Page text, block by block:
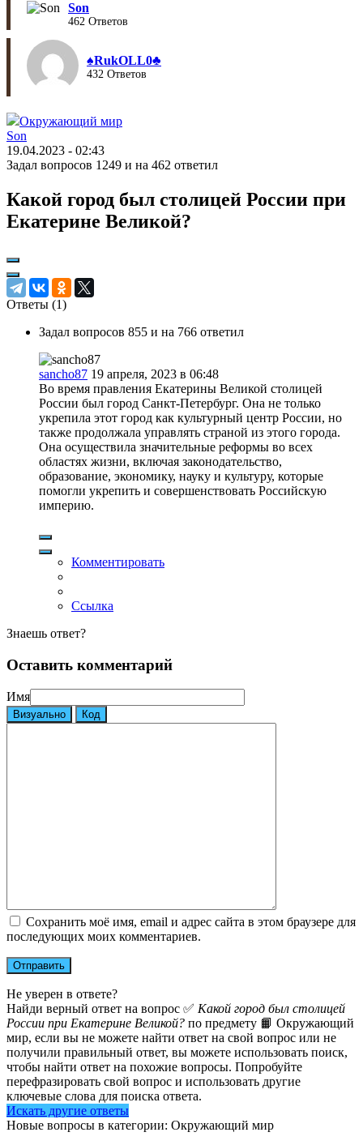
Son
462 Ответов
♠︎RukOLL0♣︎
432 Ответов
Окружающий мир
Son
19.04.2023 - 02:43
Задал вопросов 1249 и на 462 ответил
Какой город был столицей России при
Екатерине Великой?
Ответы (1)
Задал вопросов 855 и на 766 ответил
sancho87 19 апреля, 2023 в 06:48
Во время правления Екатерины Великой столицей
России был город Санкт-Петербург. Она не только
укрепила этот город как культурный центр России, но
также продолжала управлять страной из этого города.
Она осуществила значительные реформы во всех
областях жизни, включая законодательство,
образование, экономику, науку и культуру, которые
помогли укрепить и совершенствовать Российскую
империю.
Комментировать
Ссылка
Знаешь ответ?
Оставить комментарий
Имя
Визуально Код
Сохранить моё имя, email и адрес сайта в этом браузере для
последующих моих комментариев.
Не уверен в ответе?
Найди верный ответ на вопрос ✅ Какой город был столицей
России при Екатерине Великой? по предмету 📙 Окружающий
мир, если вы не можете найти ответ на свой вопрос или не
получили правильный ответ, вы можете использовать поиск,
чтобы найти ответ на похожие вопросы. Попробуйте
перефразировать свой вопрос и использовать другие
ключевые слова для поиска ответа.
Искать другие ответы
Новые вопросы в категории: Окружающий мир